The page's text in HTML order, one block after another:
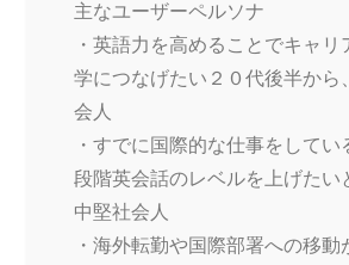
主なユーザーペルソナ
・英語力を高めることでキャリ
学につなげたい２０代後半から
会人
・すでに国際的な仕事をしてい
段階英会話のレベルを上げたい
中堅社会人
・海外転勤や国際部署への移動